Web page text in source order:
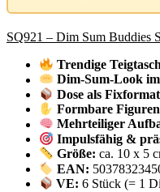
SQ921 – Dim Sum Buddies
Trendige
Dim-Sum-Look
Dose als
Formbare
Mehrteiliger
Impulsfähig &
Größe: ca. 10 x 5
EAN:
VE: 6 Stück (= 1